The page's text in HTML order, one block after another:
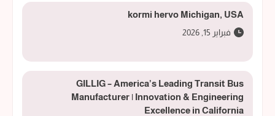
kormi hervo Michigan, USA
فبراير 15, 2026
GILLIG – America’s Leading Transit Bus
Manufacturer | Innovation & Engineering
Excellence in California